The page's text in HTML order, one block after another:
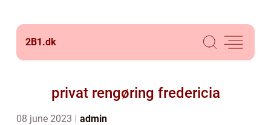
2B1.dk
privat rengøring fredericia
08 june 2023 admin